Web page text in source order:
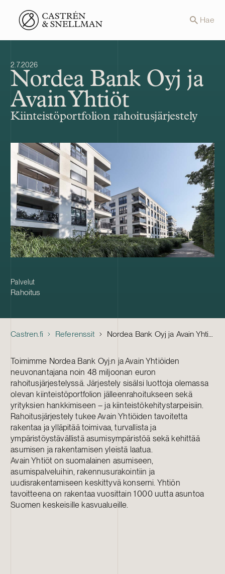
Front page Hae
2.7.2026
Nordea Bank Oyj ja
Avain Yhtiöt
Kiinteistöportfolion rahoitusjärjestely
Palvelut
Rahoitus
Castren.fi Referenssit Nordea Bank Oyj ja Avain Yhtiöt – kiinteistöportfolion rahoitusjärjestely
Toimimme Nordea Bank Oyj:n ja Avain Yhtiöiden
neuvonantajana noin 48 miljoonan euron
rahoitusjärjestelyssä. Järjestely sisälsi luottoja olemassa
olevan kiinteistöportfolion jälleenrahoitukseen sekä
yrityksien hankkimiseen – ja kiinteistökehitystarpeisiin.
Rahoitusjärjestely tukee Avain Yhtiöiden tavoitetta
rakentaa ja ylläpitää toimivaa, turvallista ja
ympäristöystävällistä asumisympäristöä sekä kehittää
asumisen ja rakentamisen yleistä laatua.
Avain Yhtiöt on suomalainen asumiseen,
asumispalveluihin, rakennusurakointiin ja
uudisrakentamiseen keskittyvä konserni. Yhtiön
tavoitteena on rakentaa vuosittain 1 000 uutta asuntoa
Suomen keskeisille kasvualueille.